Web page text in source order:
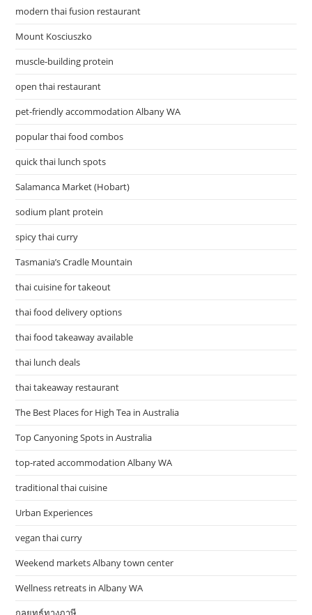
modern thai fusion restaurant
Mount Kosciuszko
muscle-building protein
open thai restaurant
pet-friendly accommodation Albany WA
popular thai food combos
quick thai lunch spots
Salamanca Market (Hobart)
sodium plant protein
spicy thai curry
Tasmania’s Cradle Mountain
thai cuisine for takeout
thai food delivery options
thai food takeaway available
thai lunch deals
thai takeaway restaurant
The Best Places for High Tea in Australia
Top Canyoning Spots in Australia
top-rated accommodation Albany WA
traditional thai cuisine
Urban Experiences
vegan thai curry
Weekend markets Albany town center
Wellness retreats in Albany WA